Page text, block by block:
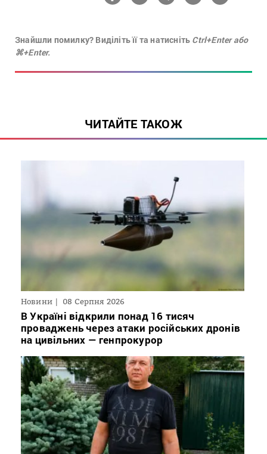
Знайшли помилку? Виділіть її та натисніть Ctrl+Enter або
⌘+Enter.
ЧИТАЙТЕ ТАКОЖ
Новини 08 Серпня 2026
В Україні відкрили понад 16 тисяч
проваджень через атаки російських дронів
на цивільних — генпрокурор